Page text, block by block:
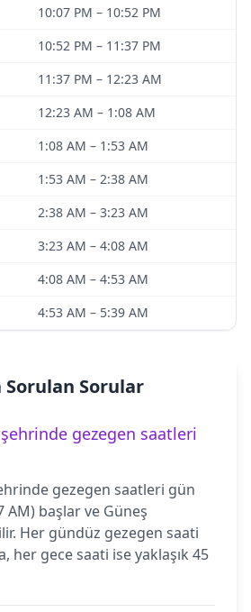
10:07 PM – 10:52 PM
10:52 PM – 11:37 PM
11:37 PM – 12:23 AM
12:23 AM – 1:08 AM
1:08 AM – 1:53 AM
1:53 AM – 2:38 AM
2:38 AM – 3:23 AM
3:23 AM – 4:08 AM
4:08 AM – 4:53 AM
4:53 AM – 5:39 AM
Sorulan Sorular
gezegen saatleri
gezegen saatleri gün
AM) başlar ve Güneş
Her gündüz gezegen saati
her gece saati ise yaklaşık 45